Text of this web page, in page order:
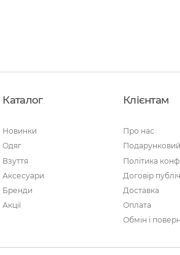
Каталог
Новинки
Одяг
Взуття
Аксесуари
Бренди
Акції
Клієнтам
Про нас
Політика
Договір
Доставка
Оплата
Обмін і